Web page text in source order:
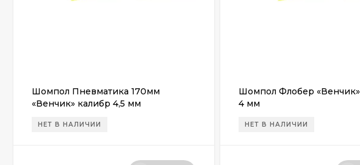
Шомпол Пневматика 170мм
«Венчик» калибр 4,5 мм
НЕТ В НАЛИЧИИ
Шомпол Флобер
4 мм
НЕТ В НАЛИЧИИ